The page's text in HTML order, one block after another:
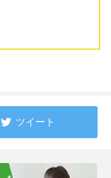
ツイート